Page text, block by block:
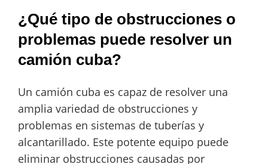
¿Qué tipo de obstrucciones o
problemas puede resolver un
camión cuba?
Un camión cuba es capaz de resolver una
amplia variedad de obstrucciones y
problemas en sistemas de tuberías y
alcantarillado. Este potente equipo puede
eliminar obstrucciones causadas por